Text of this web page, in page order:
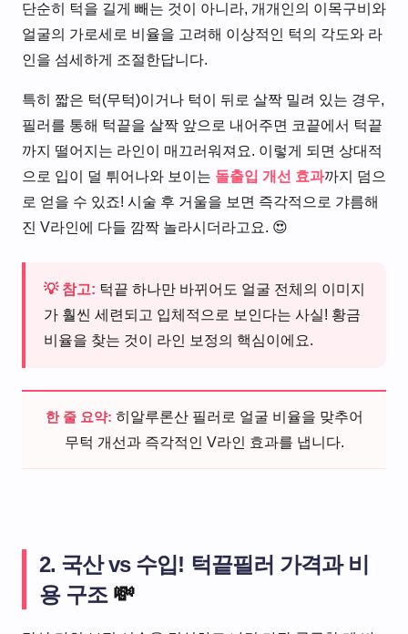
단순히 턱을 길게 빼는 것이 아니라, 개개인의 이목구비와
얼굴의 가로세로 비율을 고려해 이상적인 턱의 각도와 라
인을 섬세하게 조절한답니다.
특히 짧은 턱(무턱)이거나 턱이 뒤로 살짝 밀려 있는 경우,
필러를 통해 턱끝을 살짝 앞으로 내어주면 코끝에서 턱끝
까지 떨어지는 라인이 매끄러워져요. 이렇게 되면 상대적
으로 입이 덜 튀어나와 보이는 돌출입 개선 효과까지 덤으
로 얻을 수 있죠! 시술 후 거울을 보면 즉각적으로 갸름해
진 V라인에 다들 깜짝 놀라시더라고요. 😍
💡 참고: 턱끝 하나만 바뀌어도 얼굴 전체의 이미지
가 훨씬 세련되고 입체적으로 보인다는 사실! 황금
비율을 찾는 것이 라인 보정의 핵심이에요.
한 줄 요약: 히알루론산 필러로 얼굴 비율을 맞추어
무턱 개선과 즉각적인 V라인 효과를 냅니다.
2. 국산 vs 수입! 턱끝필러 가격과 비
용 구조💸